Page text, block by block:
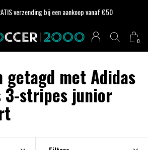
0
verzending bij een aankoop vanaf €50
getagd met Adidas
3-stripes junior